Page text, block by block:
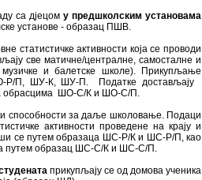
са дјецом у предшколским установама
установе - образац ПШВ.
статистичке активности која се проводи
све матичне/централне, самосталне и
и балетске школе). Прикупљање
Р/П, ШУ-К, ШУ-П. Податке достављају
обрасцима ШО-С/К и ШО-С/П.
способности за даље школовање. Подаци
активности проведене на крају и
се путем образаца ШС-Р/К и ШС-Р/П, као
путем образац ШС-С/К и ШС-С/П.
прикупљају се од домова ученика